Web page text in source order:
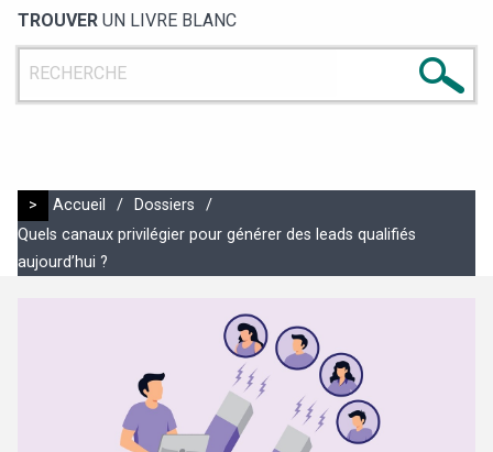
TROUVER UN LIVRE BLANC
> Accueil / Dossiers
/
Quels canaux privilégier pour générer des leads qualifiés
aujourd’hui ?